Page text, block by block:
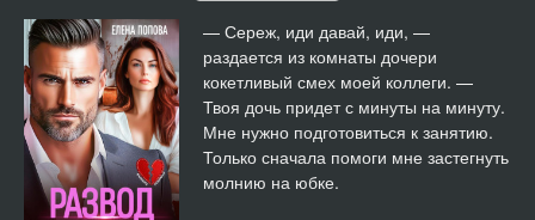
014
015
06:32
016
06:25
017
— Сереж, иди давай, иди, —
раздается из комнаты дочери
кокетливый смех моей коллеги. —
Твоя дочь придет с минуты на минуту.
Мне нужно подготовиться к занятию.
Только сначала помоги мне застегнуть
молнию на юбке.